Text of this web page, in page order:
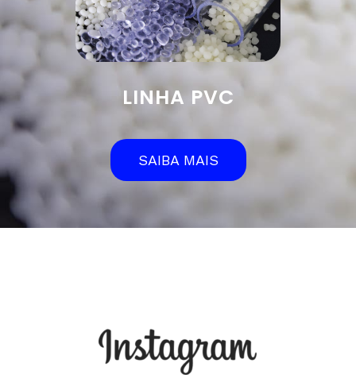
LINHA PVC
SAIBA MAIS